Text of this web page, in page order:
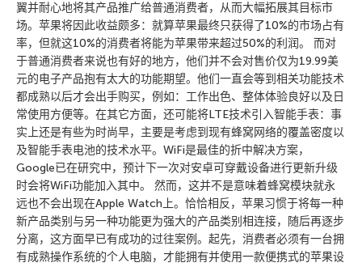
翼并耐心地将其产品推广给普通消费者，从而大幅拓展其目标市
场。苹果将因此收益颇多：就算苹果最终只获得了10%的市场占有
率，但就这10%的消费者将能为苹果带来超过50%的利润。 而对
于普通消费者来说也有好的地方，他们并不会对售价仅为19.99美
元的电子产品抱有太大的功能期望。他们一直会等到相关功能技术
都成熟以后才会出手购买，例如：工作出色、整体体验良好以及日
常使用方便等。在其它方面，还可能将LTE技术引入智能手表：事
实上还是有些为时尚早，主要是考虑到现有蜂窝网络的覆盖密度以
及智能手表电池的技术水平。WiFi是最佳的折中解决方案，
Google已在研究中，预计下一次对安卓可穿戴设备进行更新升级
时会将WiFi功能加入其中。 然而，这并不是意味着蜂窝模块就永
远也不会出现在Apple Watch上。恰恰相反，苹果习惯于将每一种
新产品类别与另一种功能更为强大的产品类别相连接，随后再逐步
分离，这方面早已有成功的过往案例。起先，消费者必须有一台拥
有成熟操作系统的个人电脑，才能拥有并使用一款便携式的苹果设